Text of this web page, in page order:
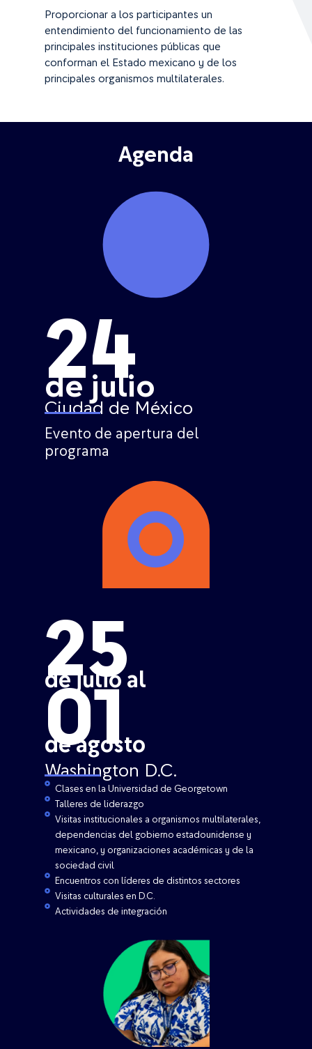
Proporcionar a los participantes un
entendimiento del funcionamiento de las
principales instituciones públicas que
conforman el Estado mexicano y de los
principales organismos multilaterales.
Agenda
24
de julio
Ciudad de México
Evento de apertura del
programa
25
de julio al
01
de agosto
Washington D.C.
Clases en la Universidad de Georgetown
Talleres de liderazgo
Visitas institucionales a organismos multilaterales,
dependencias del gobierno estadounidense y
mexicano, y organizaciones académicas y de la
sociedad civil
Encuentros con líderes de distintos sectores
Visitas culturales en D.C.
Actividades de integración